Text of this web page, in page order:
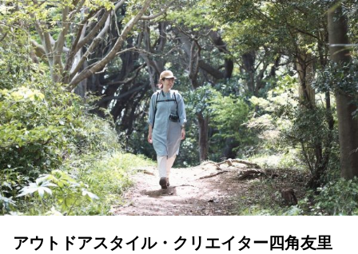
アウトドアスタイル・クリエイター四角友里